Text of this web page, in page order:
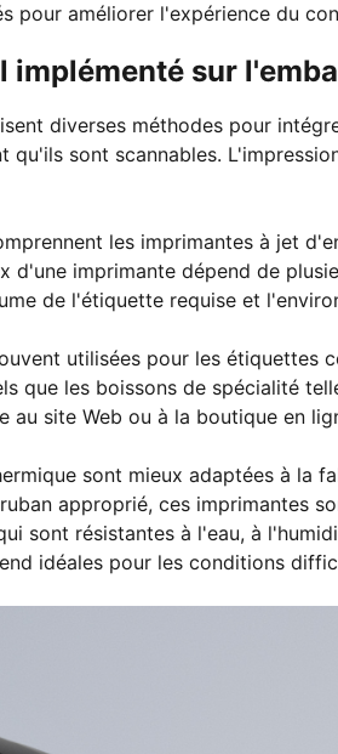
pour améliorer l'expérience du
implémenté sur
diverses méthodes pour
qu'ils sont scannables.
les imprimantes à jet
d'une imprimante dépend de
de l'étiquette requise et
utilisées pour les étiquettes
que les boissons de spécialité
au site Web ou à la boutique en
sont mieux adaptées à la
approprié, ces imprimantes
sont résistantes à l'eau, à
idéales pour les conditions